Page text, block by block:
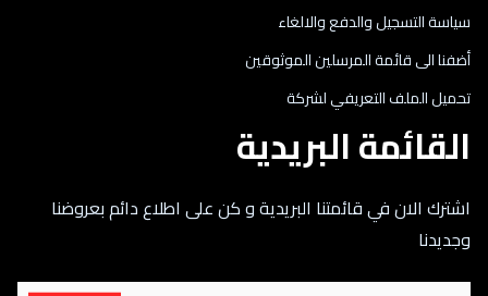
سياسة التسجيل والدفع والالغاء
أضفنا الى قائمة المرسلين الموثوقين
تحميل الملف التعريفي لشركة
القائمة البريدية
اشترك الان في قائمتنا البريدية و كن على اطلاع دائم بعروضنا
وجديدنا